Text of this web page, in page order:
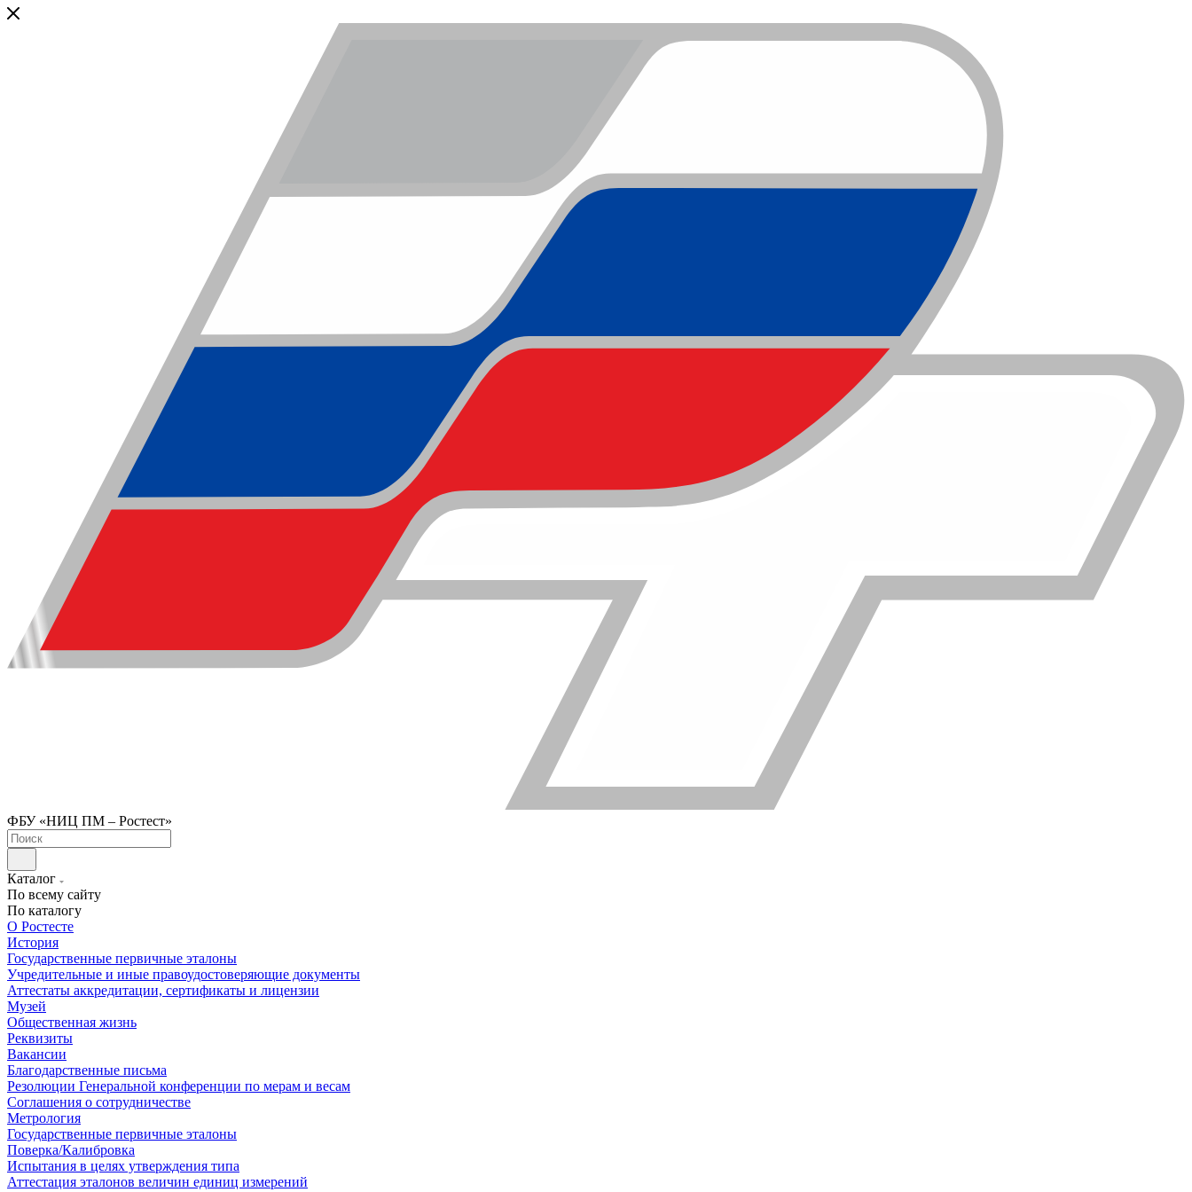
ФБУ «НИЦ ПМ – Ростест»
Каталог
По всему сайту
По каталогу
О Ростесте
История
Государственные первичные эталоны
Учредительные и иные правоудостоверяющие документы
Аттестаты аккредитации, сертификаты и лицензии
Музей
Общественная жизнь
Реквизиты
Вакансии
Благодарственные письма
Резолюции Генеральной конференции по мерам и весам
Соглашения о сотрудничестве
Метрология
Государственные первичные эталоны
Поверка/Калибровка
Испытания в целях утверждения типа
Аттестация эталонов величин единиц измерений